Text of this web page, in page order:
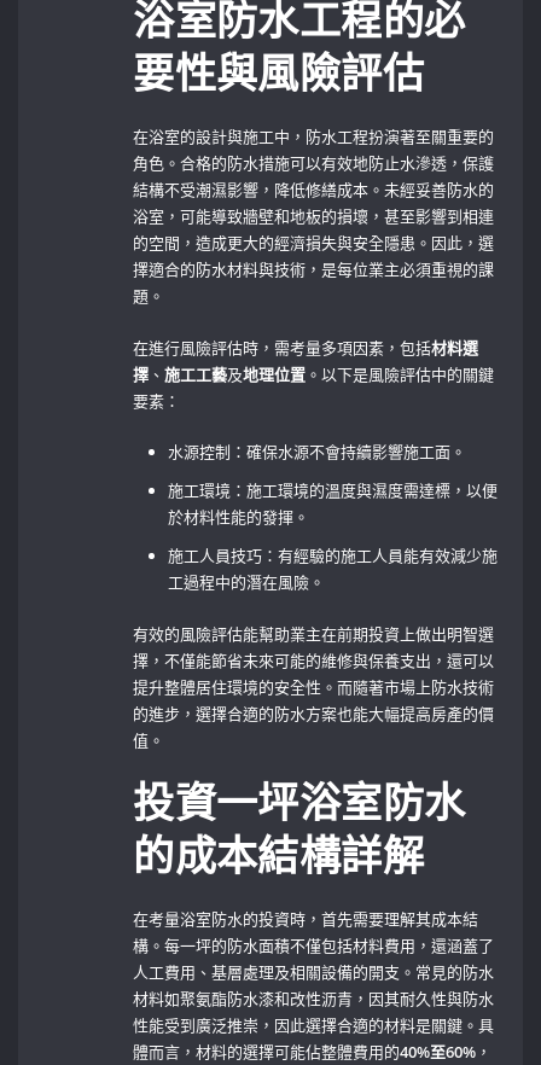
浴室防水工程的必
要性與風險評估
在浴室的設計與施工中，防水工程扮演著至關重要的
角色。合格的防水措施可以有效地防止水滲透，保護
結構不受潮濕影響，降低修繕成本。未經妥善防水的
浴室，可能導致牆壁和地板的損壞，甚至影響到相連
的空間，造成更大的經濟損失與安全隱患。因此，選
擇適合的防水材料與技術，是每位業主必須重視的課
題。
在進行風險評估時，需考量多項因素，包括材料選
擇 、施工工藝及地理位置 。以下是風險評估中的關鍵
要素：
水源控制：確保水源不會持續影響施工面。
施工環境：施工環境的溫度與濕度需達標，以便
於材料性能的發揮。
施工人員技巧：有經驗的施工人員能有效減少施
工過程中的潛在風險。
有效的風險評估能幫助業主在前期投資上做出明智選
擇，不僅能節省未來可能的維修與保養支出，還可以
提升整體居住環境的安全性。而隨著市場上防水技術
的進步，選擇合適的防水方案也能大幅提高房產的價
值。
投資一坪浴室防水
的成本結構詳解
在考量浴室防水的投資時，首先需要理解其成本結
構。每一坪的防水面積不僅包括材料費用，還涵蓋了
人工費用、基層處理及相關設備的開支。常見的防水
材料如聚氨酯防水漆和改性沥青，因其耐久性與防水
性能受到廣泛推崇，因此選擇合適的材料是關鍵。具
體而言，材料的選擇可能佔整體費用的40%至60% ，